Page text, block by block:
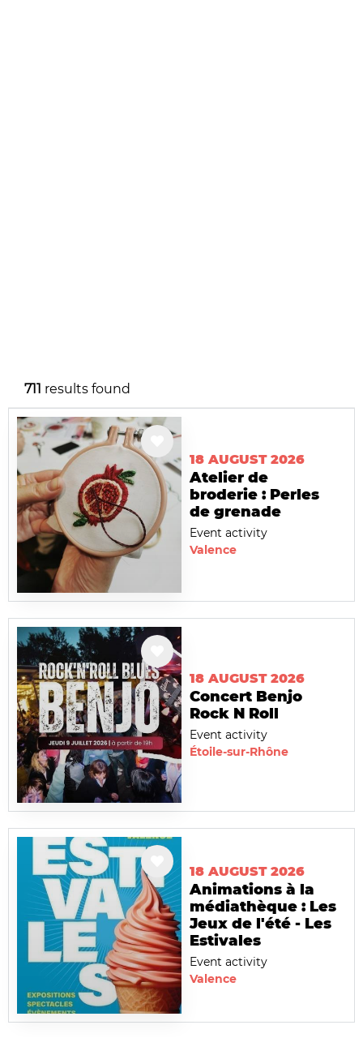
711 results found
18 AUGUST 2026
Atelier de
broderie : Perles
de grenade
Event activity
Valence
18 AUGUST 2026
Concert Benjo
Rock N Roll
Event activity
Étoile-sur-Rhône
18 AUGUST 2026
Animations à la
médiathèque : Les
Jeux de l'été - Les
Estivales
Event activity
Valence